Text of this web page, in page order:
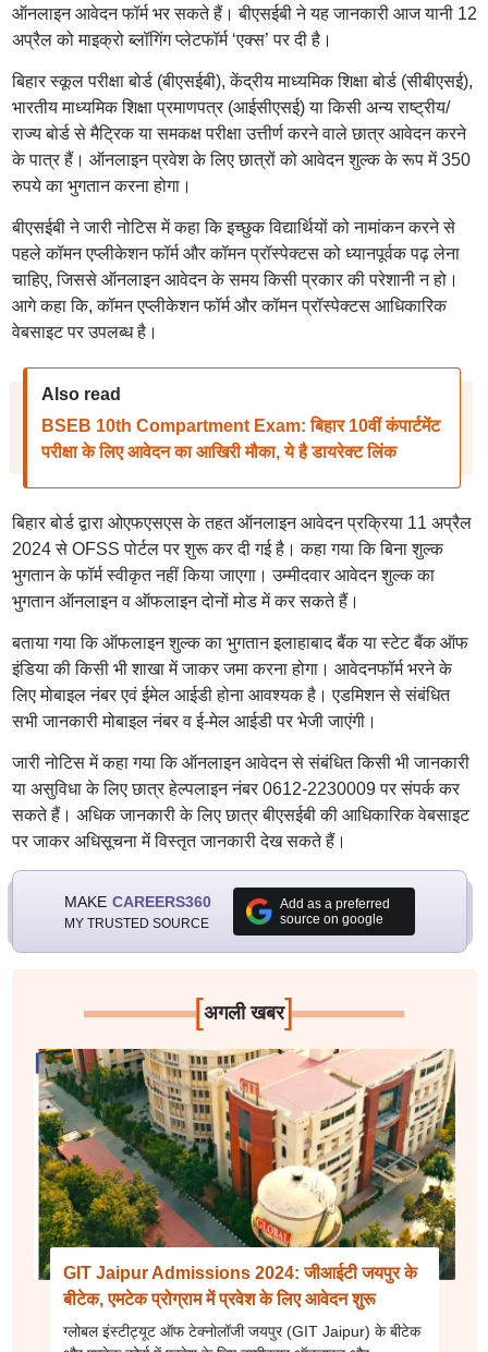
ऑनलाइन आवेदन फॉर्म भर सकते हैं। बीएसईबी ने यह जानकारी आज यानी 12
अप्रैल को माइक्रो ब्लॉगिंग प्लेटफॉर्म ‘एक्स’ पर दी है।
बिहार स्कूल परीक्षा बोर्ड (बीएसईबी), केंद्रीय माध्यमिक शिक्षा बोर्ड (सीबीएसई),
भारतीय माध्यमिक शिक्षा प्रमाणपत्र (आईसीएसई) या किसी अन्य राष्ट्रीय/
राज्य बोर्ड से मैट्रिक या समकक्ष परीक्षा उत्तीर्ण करने वाले छात्र आवेदन करने
के पात्र हैं। ऑनलाइन प्रवेश के लिए छात्रों को आवेदन शुल्क के रूप में 350
रुपये का भुगतान करना होगा।
बीएसईबी ने जारी नोटिस में कहा कि इच्छुक विद्यार्थियों को नामांकन करने से
पहले कॉमन एप्लीकेशन फॉर्म और कॉमन प्रॉस्पेक्टस को ध्यानपूर्वक पढ़ लेना
चाहिए, जिससे ऑनलाइन आवेदन के समय किसी प्रकार की परेशानी न हो।
आगे कहा कि, कॉमन एप्लीकेशन फॉर्म और कॉमन प्रॉस्पेक्टस आधिकारिक
वेबसाइट पर उपलब्ध है।
Also read
BSEB 10th Compartment Exam: बिहार 10वीं कंपार्टमेंट
परीक्षा के लिए आवेदन का आखिरी मौका, ये है डायरेक्ट लिंक
बिहार बोर्ड द्वारा ओएफएसएस के तहत ऑनलाइन आवेदन प्रक्रिया 11 अप्रैल
2024 से OFSS पोर्टल पर शुरू कर दी गई है। कहा गया कि बिना शुल्क
भुगतान के फॉर्म स्वीकृत नहीं किया जाएगा। उम्मीदवार आवेदन शुल्क का
भुगतान ऑनलाइन व ऑफलाइन दोनों मोड में कर सकते हैं।
बताया गया कि ऑफलाइन शुल्क का भुगतान इलाहाबाद बैंक या स्टेट बैंक ऑफ
इंडिया की किसी भी शाखा में जाकर जमा करना होगा। आवेदनफॉर्म भरने के
लिए मोबाइल नंबर एवं ईमेल आईडी होना आवश्यक है। एडमिशन से संबंधित
सभी जानकारी मोबाइल नंबर व ई-मेल आईडी पर भेजी जाएंगी।
जारी नोटिस में कहा गया कि ऑनलाइन आवेदन से संबंधित किसी भी जानकारी
या असुविधा के लिए छात्र हेल्पलाइन नंबर 0612-2230009 पर संपर्क कर
सकते हैं। अधिक जानकारी के लिए छात्र बीएसईबी की आधिकारिक वेबसाइट
पर जाकर अधिसूचना में विस्तृत जानकारी देख सकते हैं।
MAKE CAREERS360
MY TRUSTED SOURCE
Add as a preferred
source on google
[अगली खबर]
GIT Jaipur Admissions 2024: जीआईटी जयपुर के
बीटेक, एमटेक प्रोग्राम में प्रवेश के लिए आवेदन शुरू
ग्लोबल इंस्टीट्यूट ऑफ टेक्नोलॉजी जयपुर (GIT Jaipur) के बीटेक